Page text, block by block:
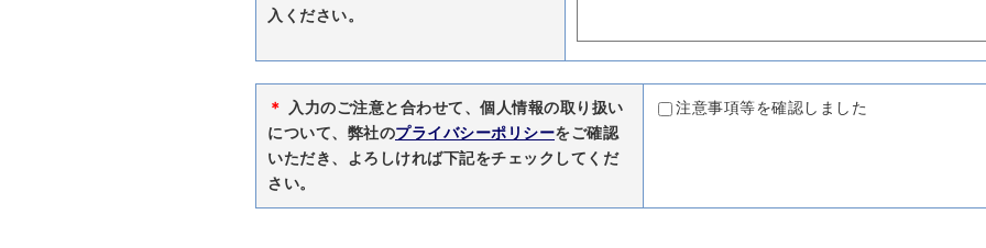
入ください。
＊
入力のご注意と合わせて、個人情報の取り扱い
について、弊社のプライバシーポリシーをご確認
いただき、よろしければ下記をチェックしてくだ
さい。
注意事項等を確認しました